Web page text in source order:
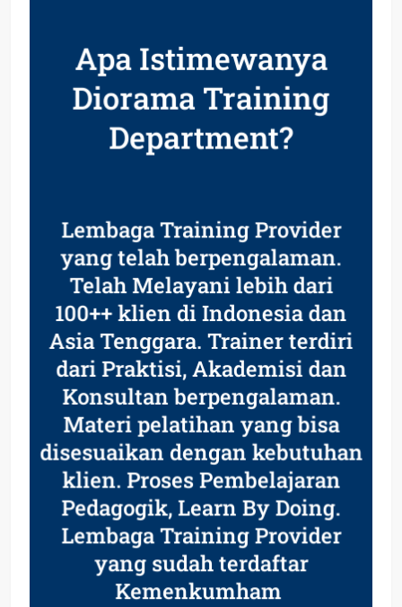
Apa Istimewanya
Diorama Training
Department?
Lembaga Training Provider
yang telah berpengalaman.
Telah Melayani lebih dari
100++ klien di Indonesia dan
Asia Tenggara. Trainer terdiri
dari Praktisi, Akademisi dan
Konsultan berpengalaman.
Materi pelatihan yang bisa
disesuaikan dengan kebutuhan
klien. Proses Pembelajaran
Pedagogik, Learn By Doing.
Lembaga Training Provider
yang sudah terdaftar
Kemenkumham